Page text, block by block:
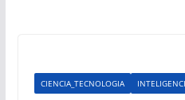
CIENCIA_TECNOLOGIA